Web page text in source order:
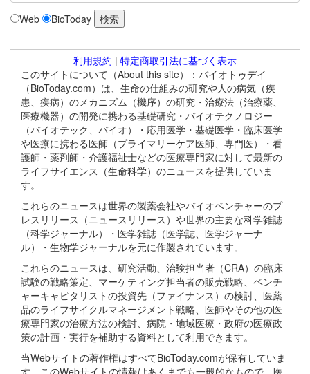
Web BioToday
利用規約 | 特定商取引法に基づく表示
このサイトについて（About this site）：バイオトゥデイ
（BioToday.com）は、生命の仕組みの研究や人の病気（疾
患、疾病）のメカニズム（機序）の研究・治療法（治療薬、
医療機器）の開発に携わる基礎研究・バイオテクノロジー
（バイオテック、バイオ）・応用医学・基礎医学・臨床医学
や医療に携わる医師（プライマリーケア医師、専門医）・看
護師・薬剤師・介護福祉士などの医療専門家に対して最新の
ライフサイエンス（生命科学）のニュースを提供していま
す。
これらのニュースは世界の製薬会社やバイオベンチャーのプ
レスリリース（ニュースリリース）や世界の主要な科学雑誌
（科学ジャーナル）・医学雑誌（医学誌、医学ジャーナ
ル）・生物学ジャーナルを元に作製されています。
これらのニュースは、研究活動、治験担当者（CRA）の臨床
試験の戦略策定、マーケティング担当者の販売戦略、ベンチ
ャーキャピタリストの投資先（ファイナンス）の検討、医薬
品のライフサイクルマネージメント戦略、医師やその他の医
療専門家の治療方法の検討、病院・地域医療・政府の医療政
策の計画・実行を補助する資料として利用できます。
当Webサイトの著作権はすべてBioToday.comが保有していま